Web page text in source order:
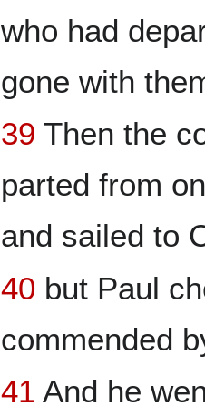
who had
gone with
39 Then the
parted from
and sailed to
40 but Paul
commended
41 And he